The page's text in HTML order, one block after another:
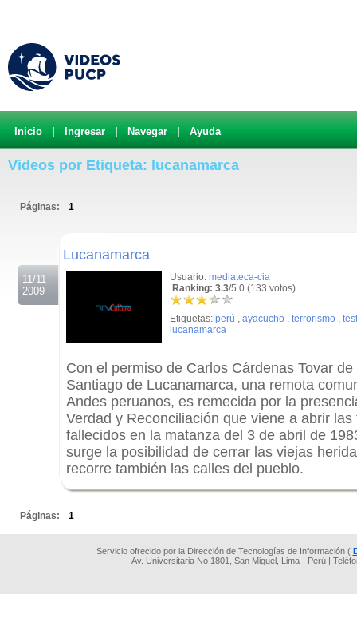
Inicio Ingresar Navegar Ayuda
Videos por Etiqueta: lucanamarca
Páginas: 1
11/11
2009
Lucanamarca
Usuario: mediateca-cia
Ranking: 3.3/5.0 (133 votos)
Etiquetas: perú , ayacucho , terrorismo ,
lucanamarca
Con el permiso de Carlos Cárdenas Tovar
Santiago de Lucanamarca, una remota
Andes peruanos, es remecida por la
Verdad y Reconciliación que viene a abrir
fallecidos en la matanza del 3 de abril de
surge la posibilidad de cerrar las viejas
recorre también las calles del pueblo.
Páginas: 1
Servicio ofrecido por la Dirección de Tecnologías de Información (
Av. Universitaria No 1801, San Miguel, Lima - Perú |